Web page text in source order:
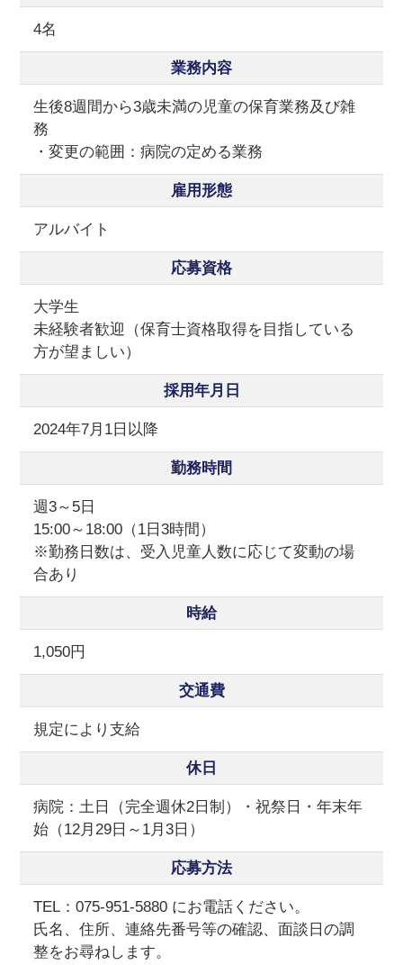
4名
業務内容
生後8週間から3歳未満の児童の保育業務及び雑
務
・変更の範囲：病院の定める業務
雇用形態
アルバイト
応募資格
大学生
未経験者歓迎（保育士資格取得を目指している
方が望ましい）
採用年月日
2024年7月1日以降
勤務時間
週3～5日
15:00～18:00（1日3時間）
※勤務日数は、受入児童人数に応じて変動の場
合あり
時給
1,050円
交通費
規定により支給
休日
病院：土日（完全週休2日制）・祝祭日・年末年
始（12月29日～1月3日）
応募方法
TEL：075-951-5880 にお電話ください。
氏名、住所、連絡先番号等の確認、面談日の調
整をお尋ねします。